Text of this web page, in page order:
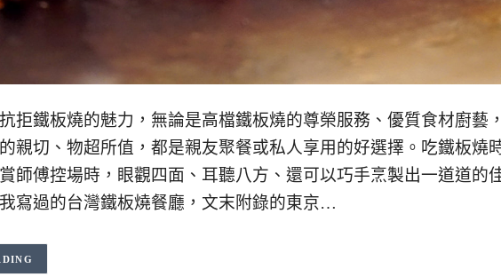
拒鐵板燒的魅力，無論是高檔鐵板燒的尊榮服務、優質食材廚藝
親切、物超所值，都是親友聚餐或私人享用的好選擇。吃鐵板燒
師傅控場時，眼觀四面、耳聽八方、還可以巧手烹製出一道道的
寫過的台灣鐵板燒餐廳，文末附錄的東京…